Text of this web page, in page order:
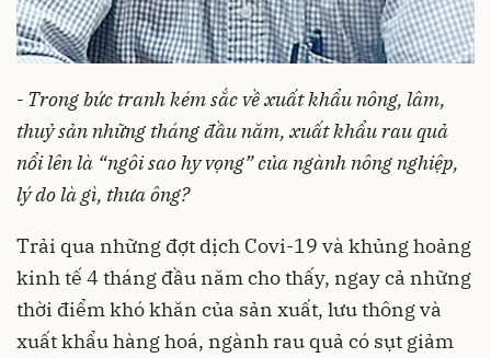
- Trong bức tranh kém sắc về xuất khẩu nông, lâm,
thuỷ sản những tháng đầu năm, xuất khẩu rau quả
nổi lên là “ngôi sao hy vọng” của ngành nông nghiệp,
lý do là gì, thưa ông?
Trải qua những đợt dịch Covi-19 và khủng hoảng
kinh tế 4 tháng đầu năm cho thấy, ngay cả những
thời điểm khó khăn của sản xuất, lưu thông và
xuất khẩu hàng hoá, ngành rau quả có sụt giảm